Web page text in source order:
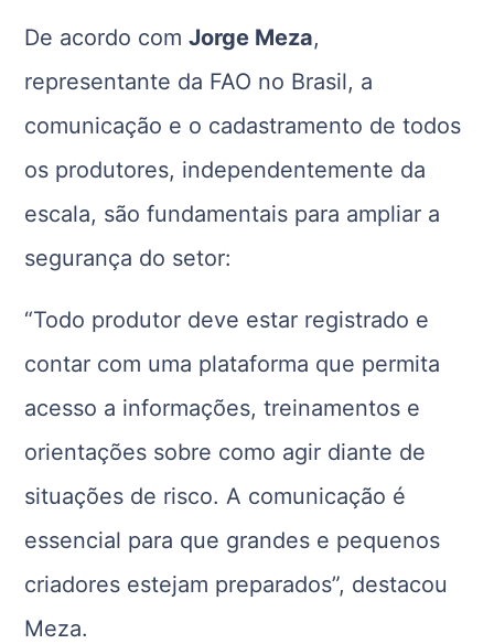
De acordo comJorge Meza,
representante da FAO no Brasil, a
comunicação e o cadastramento de todos
os produtores, independentemente da
escala, são fundamentais para ampliar a
segurança do setor:
“Todo produtor deve estar registrado e
contar com uma plataforma que permita
acesso a informações, treinamentos e
orientações sobre como agir diante de
situações de risco. A comunicação é
essencial para que grandes e pequenos
criadores estejam preparados”, destacou
Meza.